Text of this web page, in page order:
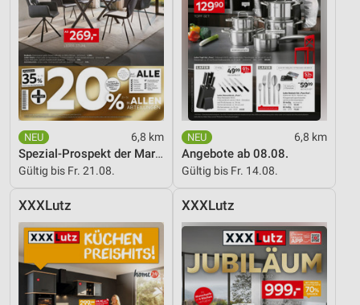
6,8 km
Spezial-Prospekt der Marken
Gültig bis Fr. 21.08.
6,8 km
Angebote ab 08.08.
Gültig bis Fr. 14.08.
XXXLutz XXXLutz